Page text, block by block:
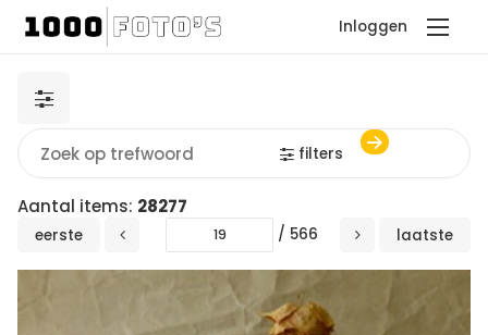
Inloggen
filters
Aantal items: 28277
eerste / 566 laatste